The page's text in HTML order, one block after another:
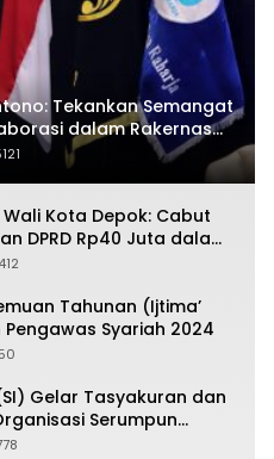
Tekankan Semangat
dalam Rakernas
Raharja
Wali Kota Depok: Cabut
DPRD Rp40 Juta dalam
Aksi Rakyat
Tahunan (Ijtima’
Syariah 2024
Gelar Tasyakuran dan
Serumpun